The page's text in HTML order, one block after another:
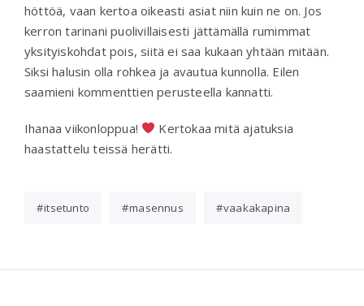
höttöä, vaan kertoa oikeasti asiat niin kuin ne on. Jos
kerron tarinani puolivillaisesti jättämällä rumimmat
yksityiskohdat pois, siitä ei saa kukaan yhtään mitään.
Siksi halusin olla rohkea ja avautua kunnolla. Eilen
saamieni kommenttien perusteella kannatti.
Ihanaa viikonloppua!
Kertokaa mitä ajatuksia
haastattelu teissä herätti.
itsetunto masennus vaakakapina